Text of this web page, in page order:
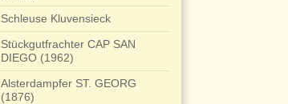
Schleuse Kluvensieck
Stückgutfrachter CAP SAN
DIEGO (1962)
Alsterdampfer ST. GEORG
(1876)